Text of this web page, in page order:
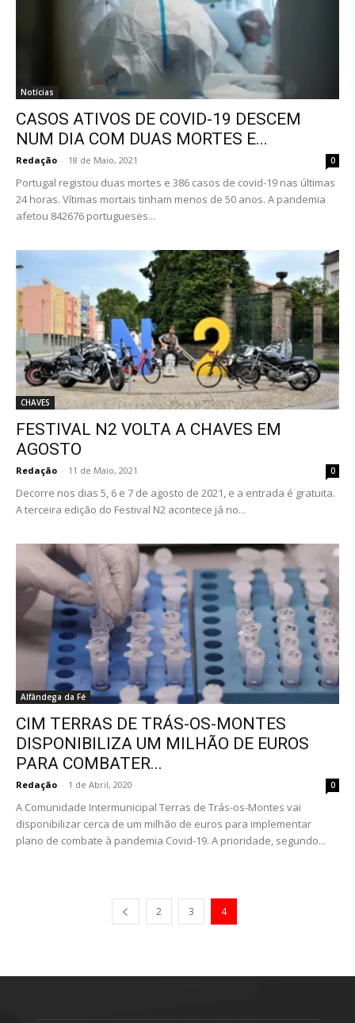
Notícias
CASOS ATIVOS DE COVID-19 DESCEM
NUM DIA COM DUAS MORTES E...
Redação - 18 de Maio, 2021 0
Portugal registou duas mortes e 386 casos de covid-19 nas últimas
24 horas. Vítimas mortais tinham menos de 50 anos. A pandemia
afetou 842676 portugueses...
CHAVES
FESTIVAL N2 VOLTA A CHAVES EM
AGOSTO
Redação - 11 de Maio, 2021 0
Decorre nos dias 5, 6 e 7 de agosto de 2021, e a entrada é gratuita.
A terceira edição do Festival N2 acontece já no...
Alfândega da Fé
CIM TERRAS DE TRÁS-OS-MONTES
DISPONIBILIZA UM MILHÃO DE EUROS
PARA COMBATER...
Redação - 1 de Abril, 2020 0
A Comunidade Intermunicipal Terras de Trás-os-Montes vai
disponibilizar cerca de um milhão de euros para implementar
plano de combate à pandemia Covid-19. A prioridade, segundo...
2 3 4